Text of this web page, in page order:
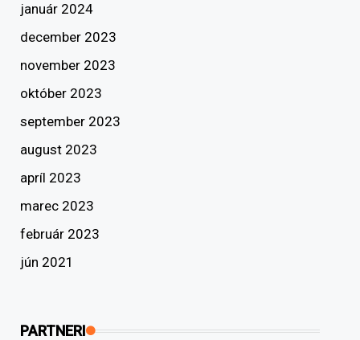
január 2024
december 2023
november 2023
október 2023
september 2023
august 2023
apríl 2023
marec 2023
február 2023
jún 2021
PARTNERI